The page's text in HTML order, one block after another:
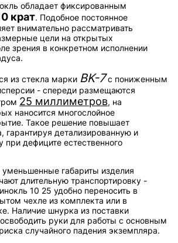
обладает фиксированным
крат. Подобное постоянное
внимательно рассматривать
цели на открытых
зрения в конкретном исполнении
из стекла марки BK-7с пониженным
- спереди размещаются
25 миллиметров, на
наносится многослойное
Такое решение повышает
гарантируя детализированную и
при дефиците естественного
габариты изделия
длительную транспортировку -
10 25 удобно переносить в
чехле из комплекта или в
Наличие шнурка из поставки
руки для работы с основным
случайного падения экземпляра.